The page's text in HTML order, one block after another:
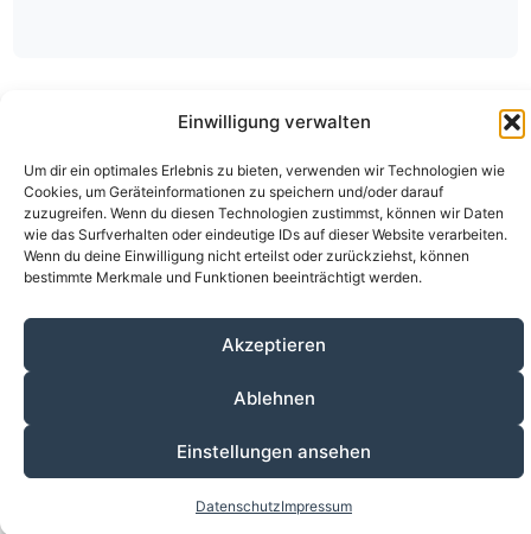
Einwilligung verwalten
Um dir ein optimales Erlebnis zu bieten, verwenden wir Technologien wie
Cookies, um Geräteinformationen zu speichern und/oder darauf
zuzugreifen. Wenn du diesen Technologien zustimmst, können wir Daten
wie das Surfverhalten oder eindeutige IDs auf dieser Website verarbeiten.
Wenn du deine Einwilligung nicht erteilst oder zurückziehst, können
bestimmte Merkmale und Funktionen beeinträchtigt werden.
Akzeptieren
Ablehnen
Einstellungen ansehen
DatenschutzImpressum
Über den ÄKV Vorstandschaft
Anmeldung
Fortbildungen
Kontakt Datenschutz Impressum
© 2020-2026 Ärztlicher Kreisverband Passau
alle Rechte vorbehalten.